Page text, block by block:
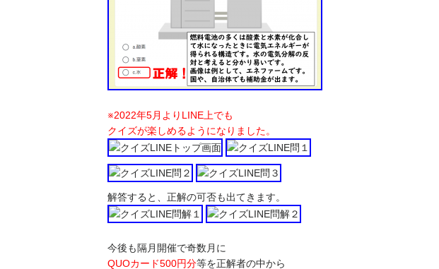
※2022年5月よりLINE上でも
クイズが楽しめるようになりました。
解答すると、正解の可否も出てきます。
今後も隔月開催で奇数月に
QUOカード500円分等を正解者の中から